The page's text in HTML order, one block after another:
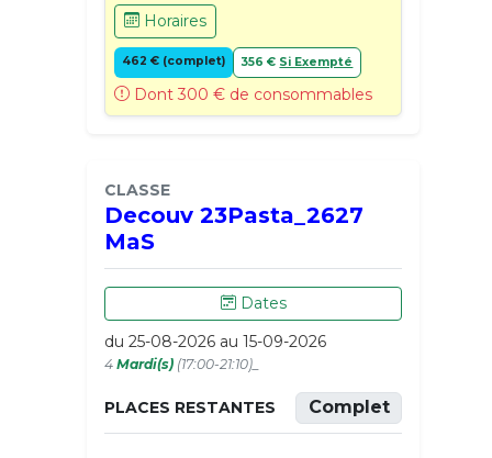
Horaires
462 € (complet) 356 € Si Exempté
Dont 300 € de consommables
CLASSE
Decouv 23Pasta_2627
MaS
Dates
du 25-08-2026 au 15-09-2026
4 Mardi(s) (17:00-21:10)_
PLACES RESTANTES Complet